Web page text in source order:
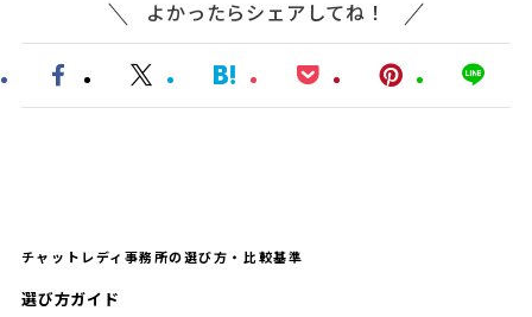
よかったらシェアしてね！
チャットレディ事務所の選び方・比較基準
選び方ガイド